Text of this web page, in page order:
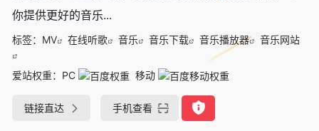
你提供更好的音乐...
标签： MV 在线听歌 音乐 音乐下载 音乐播放器 音乐网站
爱站权重： PC 移动
链接直达 手机查看